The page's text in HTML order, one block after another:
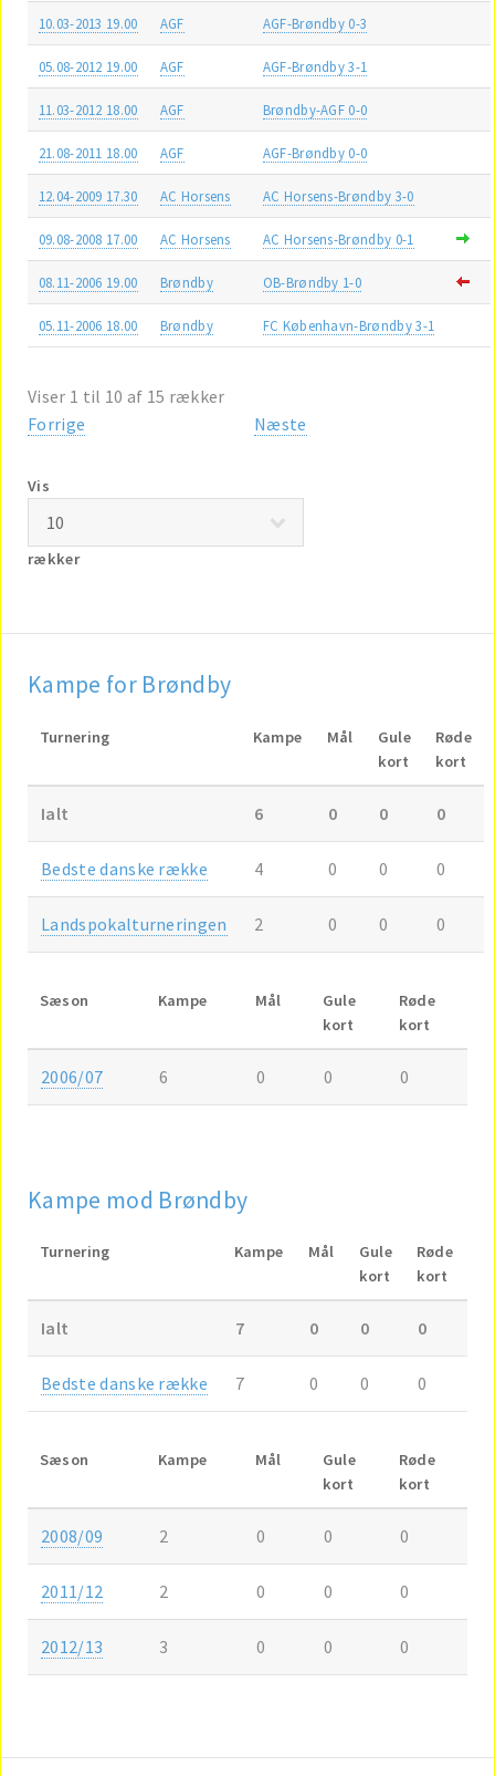
10.03-2013 19.00 AGF AGF-Brøndby 0-3
05.08-2012 19.00 AGF AGF-Brøndby 3-1
11.03-2012 18.00 AGF Brøndby-AGF 0-0
21.08-2011 18.00 AGF AGF-Brøndby 0-0
12.04-2009 17.30 AC Horsens AC Horsens-Brøndby 3-0
09.08-2008 17.00 AC Horsens AC Horsens-Brøndby 0-1
08.11-2006 19.00 Brøndby OB-Brøndby 1-0
05.11-2006 18.00 Brøndby FC København-Brøndby 3-1
Viser 1 til 10 af 15 rækker
Forrige
Næste
Vis
rækker
Kampe for Brøndby
Turnering Kampe Mål
Gule
kort
Røde
kort
Ialt 6 0 0 0
Bedste danske række 4 0 0 0
Landspokalturneringen 2 0 0 0
Sæson Kampe Mål
Gule
kort
Røde
kort
2006/07 6 0 0 0
Kampe mod Brøndby
Turnering Kampe Mål
Gule
kort
Røde
kort
Ialt 7 0 0 0
Bedste danske række 7 0 0 0
Sæson Kampe Mål
Gule
kort
Røde
kort
2008/09 2 0 0 0
2011/12 2 0 0 0
2012/13 3 0 0 0